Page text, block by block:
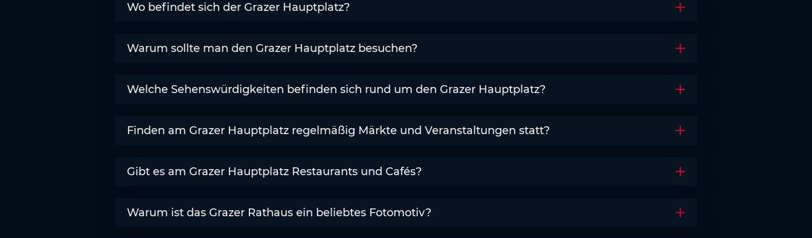
Wo befindet sich der Grazer Hauptplatz? Akkordeon öffnen
Warum sollte man den Grazer Hauptplatz besuchen? Akkordeon öffnen
Welche Sehenswürdigkeiten befinden sich rund um den Grazer Hauptplatz? Akkordeon öffnen
Finden am Grazer Hauptplatz regelmäßig Märkte und Veranstaltungen statt? Akkordeon öffnen
Gibt es am Grazer Hauptplatz Restaurants und Cafés? Akkordeon öffnen
Warum ist das Grazer Rathaus ein beliebtes Fotomotiv? Akkordeon öffnen